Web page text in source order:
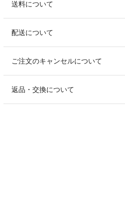
送料について
配送について
ご注文のキャンセルについて
返品・交換について